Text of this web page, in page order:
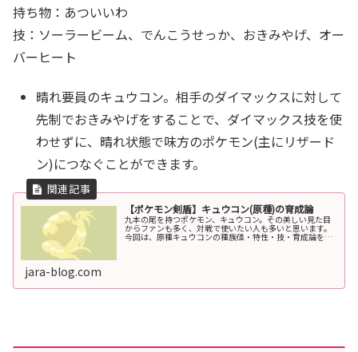
持ち物：あついいわ
技：ソーラービーム、でんこうせっか、おきみやげ、オー
バーヒート
晴れ要員のキュウコン。相手のダイマックスに対して
先制でおきみやげをすることで、ダイマックス技を使
わせずに、晴れ状態で味方のポケモン(主にリザード
ン)につなぐことができます。
【ポケモン剣盾】キュウコン(原種)の育成論
九本の尾を持つポケモン、キュウコン。その美しい見た目
からファンも多く、対戦で使いたい人も多いと思います。
今回は、原種キュウコンの種族値・特性・技・育成論を紹
jara-blog.com